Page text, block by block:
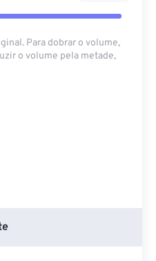
Para dobrar o volume,
o volume pela metade,